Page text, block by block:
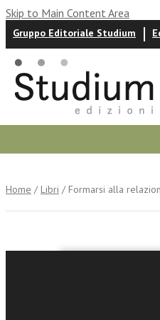
Skip to Main Content Area
Gruppo Editoriale Studium
Home / Libri / Formarsi alla